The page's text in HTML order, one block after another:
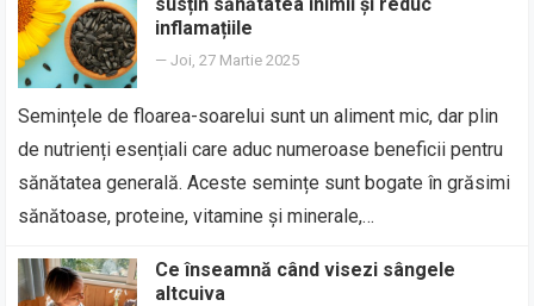
inflamațiile
—Joi, 27 Martie 2025
Semințele de floarea-soarelui sunt un aliment mic, dar plin
de nutrienți esențiali care aduc numeroase beneficii pentru
sănătatea generală. Aceste semințe sunt bogate în grăsimi
sănătoase, proteine, vitamine și minerale,…
Ce înseamnă când visezi sângele
altcuiva